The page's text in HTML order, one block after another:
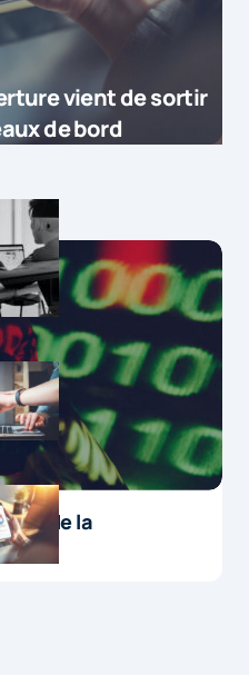
vient de sortir
de bord
de la